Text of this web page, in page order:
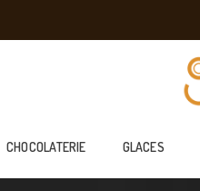
CHOCOLATERIE GLACES